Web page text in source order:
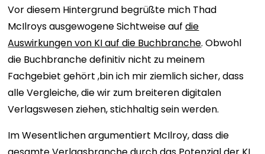
Vor diesem Hintergrund begrüßte mich Thad
McIlroys ausgewogene Sichtweise aufdie
Auswirkungen von KI auf die Buchbranche. Obwohl
die Buchbranche definitiv nicht zu meinem
Fachgebiet gehört,bin ich mir ziemlich sicher, dass
alle Vergleiche, die wir zum breiteren digitalen
Verlagswesen ziehen, stichhaltig sein werden.
Im Wesentlichen argumentiert McIlroy, dass die